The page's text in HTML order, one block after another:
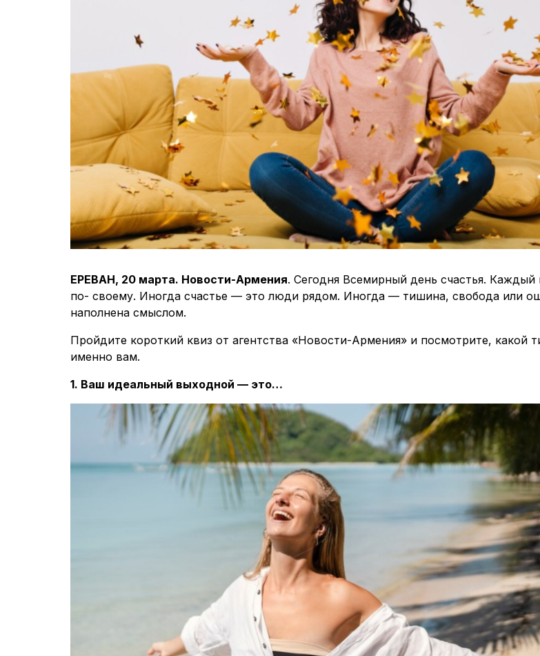
ЕРЕВАН, 20 марта. Новости-Армения. Сегодня Всемирный день счастья. Каждый
по- своему. Иногда счастье — это люди рядом. Иногда — тишина, свобода или
наполнена смыслом.
Пройдите короткий квиз от агентства «Новости-Армения» и посмотрите, какой
именно вам.
1. Ваш идеальный выходной — это…